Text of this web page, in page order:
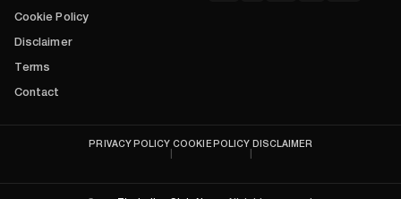
Cookie Policy
Disclaimer
Terms
Contact
PRIVACY POLICY COOKIE POLICY DISCLAIMER